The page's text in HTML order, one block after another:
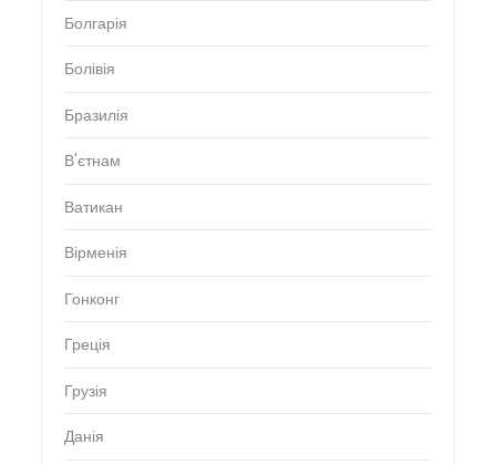
Болгарія
Болівія
Бразилія
В'єтнам
Ватикан
Вірменія
Гонконг
Греція
Грузія
Данія